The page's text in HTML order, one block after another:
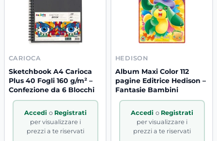
CARIOCA
Sketchbook A4 Carioca
Plus 40 Fogli 160 g/m² –
Confezione da 6 Blocchi
Accedi o Registrati
per visualizzare i
prezzi a te riservati
HEDISON
Album Maxi Color 112
pagine Editrice Hedison –
Fantasie Bambini
Accedi o Registrati
per visualizzare i
prezzi a te riservati